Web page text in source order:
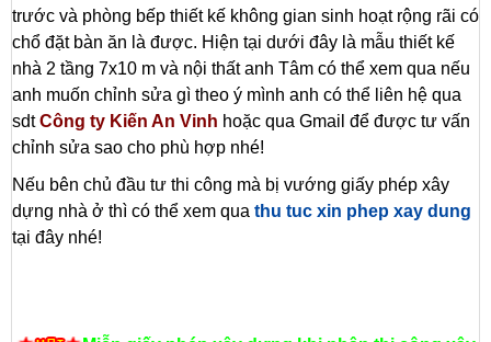
trước và phòng bếp thiết kế không gian sinh hoạt rộng rãi có
chổ đặt bàn ăn là được. Hiện tại dưới đây là mẫu thiết kế
nhà 2 tầng 7x10 m và nội thất anh Tâm có thể xem qua nếu
anh muốn chỉnh sửa gì theo ý mình anh có thể liên hệ qua
sdtCông ty Kiến An Vinh hoặc qua Gmail để được tư vấn
chỉnh sửa sao cho phù hợp nhé!
Nếu bên chủ đầu tư thi công mà bị vướng giấy phép xây
dựng nhà ở thì có thể xem qua thu tuc xin phep xay dung
tại đây nhé!